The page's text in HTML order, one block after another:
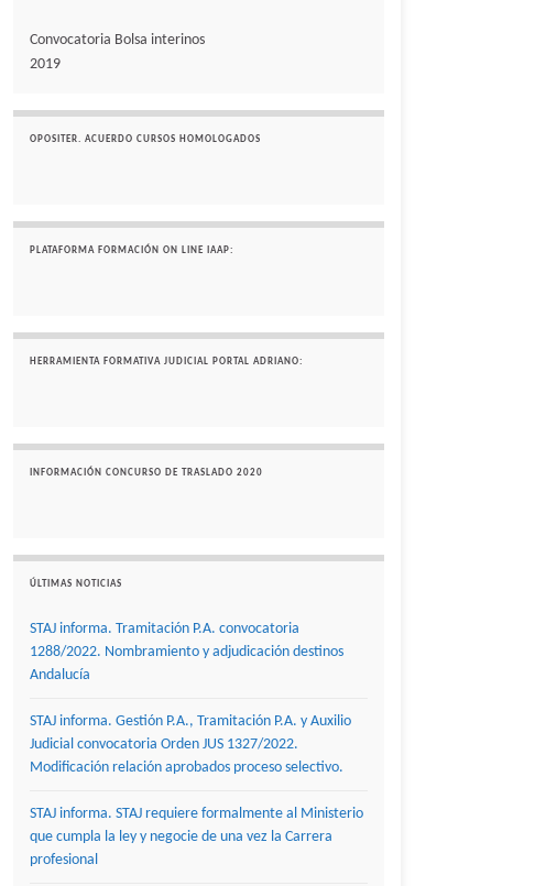
Convocatoria Bolsa interinos
2019
OPOSITER. ACUERDO CURSOS HOMOLOGADOS
PLATAFORMA FORMACIÓN ON LINE IAAP:
HERRAMIENTA FORMATIVA JUDICIAL PORTAL ADRIANO:
INFORMACIÓN CONCURSO DE TRASLADO 2020
ÚLTIMAS NOTICIAS
STAJ informa. Tramitación P.A. convocatoria
1288/2022. Nombramiento y adjudicación destinos
Andalucía
STAJ informa. Gestión P.A., Tramitación P.A. y Auxilio
Judicial convocatoria Orden JUS 1327/2022.
Modificación relación aprobados proceso selectivo.
STAJ informa. STAJ requiere formalmente al Ministerio
que cumpla la ley y negocie de una vez la Carrera
profesional